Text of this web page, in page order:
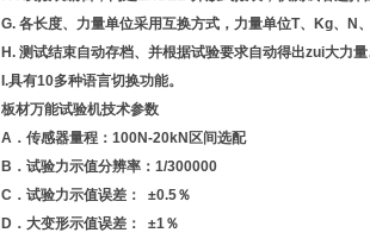
G. 各长度、力量单位采用互换方式，力量单位T、Kg、N
H. 测试结束自动存档、并根据试验要求自动得出zui大力
I.具有10多种语言切换功能。
板材万能试验机技术参数
A．传感器量程：100N-20kN区间选配
B．试验力示值分辨率：1/300000
C．试验力示值误差： ±0.5％
D．大变形示值误差： ±1％